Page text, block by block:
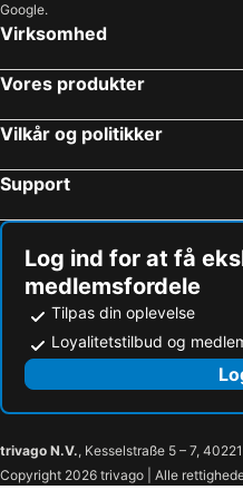
Google.
Virksomhed
Vores produkter
Vilkår og politikker
Support
Log ind for at få
medlemsfordele
Tilpas din oplevelse
Loyalitetstilbud og
trivago N.V., Kesselstraße 5 – 7,
Copyright 2026 trivago | Alle